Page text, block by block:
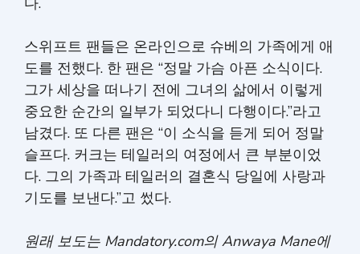
스위프트 팬들은 온라인으로 슈베의 가족에게 애
도를 전했다. 한 팬은 “정말 가슴 아픈 소식이다.
그가 세상을 떠나기 전에 그녀의 삶에서 이렇게
중요한 순간의 일부가 되었다니 다행이다.”라고
남겼다. 또 다른 팬은 “이 소식을 듣게 되어 정말
슬프다. 커크는 테일러의 여정에서 큰 부분이었
다. 그의 가족과 테일러의 결혼식 당일에 사랑과
기도를 보낸다.”고 썼다.
원래 보도는 Mandatory.com의 Anwaya Mane에